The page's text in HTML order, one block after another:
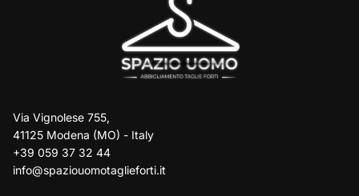
Via Vignolese 755,
41125 Modena (MO) - Italy
+39 059 37 32 44
info@spaziouomotaglieforti.it